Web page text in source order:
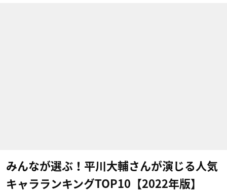
みんなが選ぶ！平川大輔さんが演じる人気
キャラランキングTOP10【2022年版】